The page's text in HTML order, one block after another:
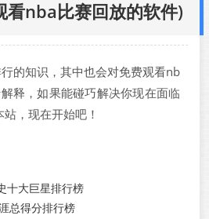
看nba比赛回放的软件)
的知识，其中也会对免费观看nb
释，如果能碰巧解决你现在面临
，现在开始吧！
十大巨星排行榜
总得分排行榜